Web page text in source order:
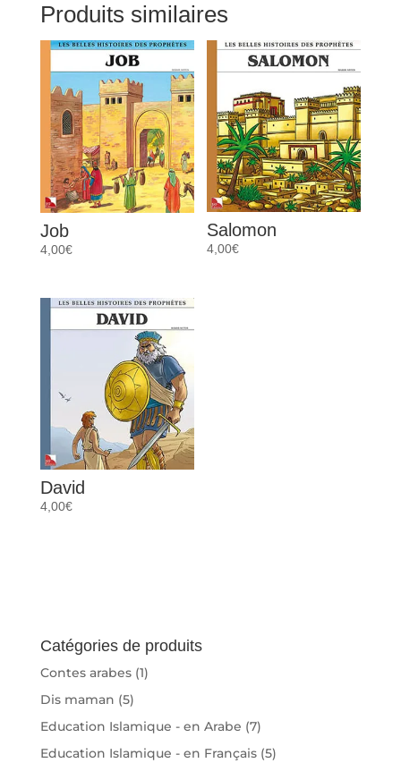
Produits similaires
Job
4,00€
Salomon
4,00€
David
4,00€
Catégories de produits
Contes arabes (1)
Dis maman (5)
Education Islamique - en Arabe (7)
Education Islamique - en Français (5)